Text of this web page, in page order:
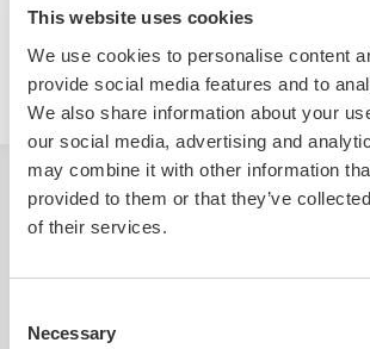
This website uses cookies
We use cookies to personalise content
provide social media features and to
We also share information about your
our social media, advertising and
may combine it with other information
provided to them or that they’ve
of their services.
Selection
Necessary
LÄGG I VARUKORGEN
BESKRIVNING
Utmärkt för uppmärkning av fordon, modell
även användas för att märka upp namn,